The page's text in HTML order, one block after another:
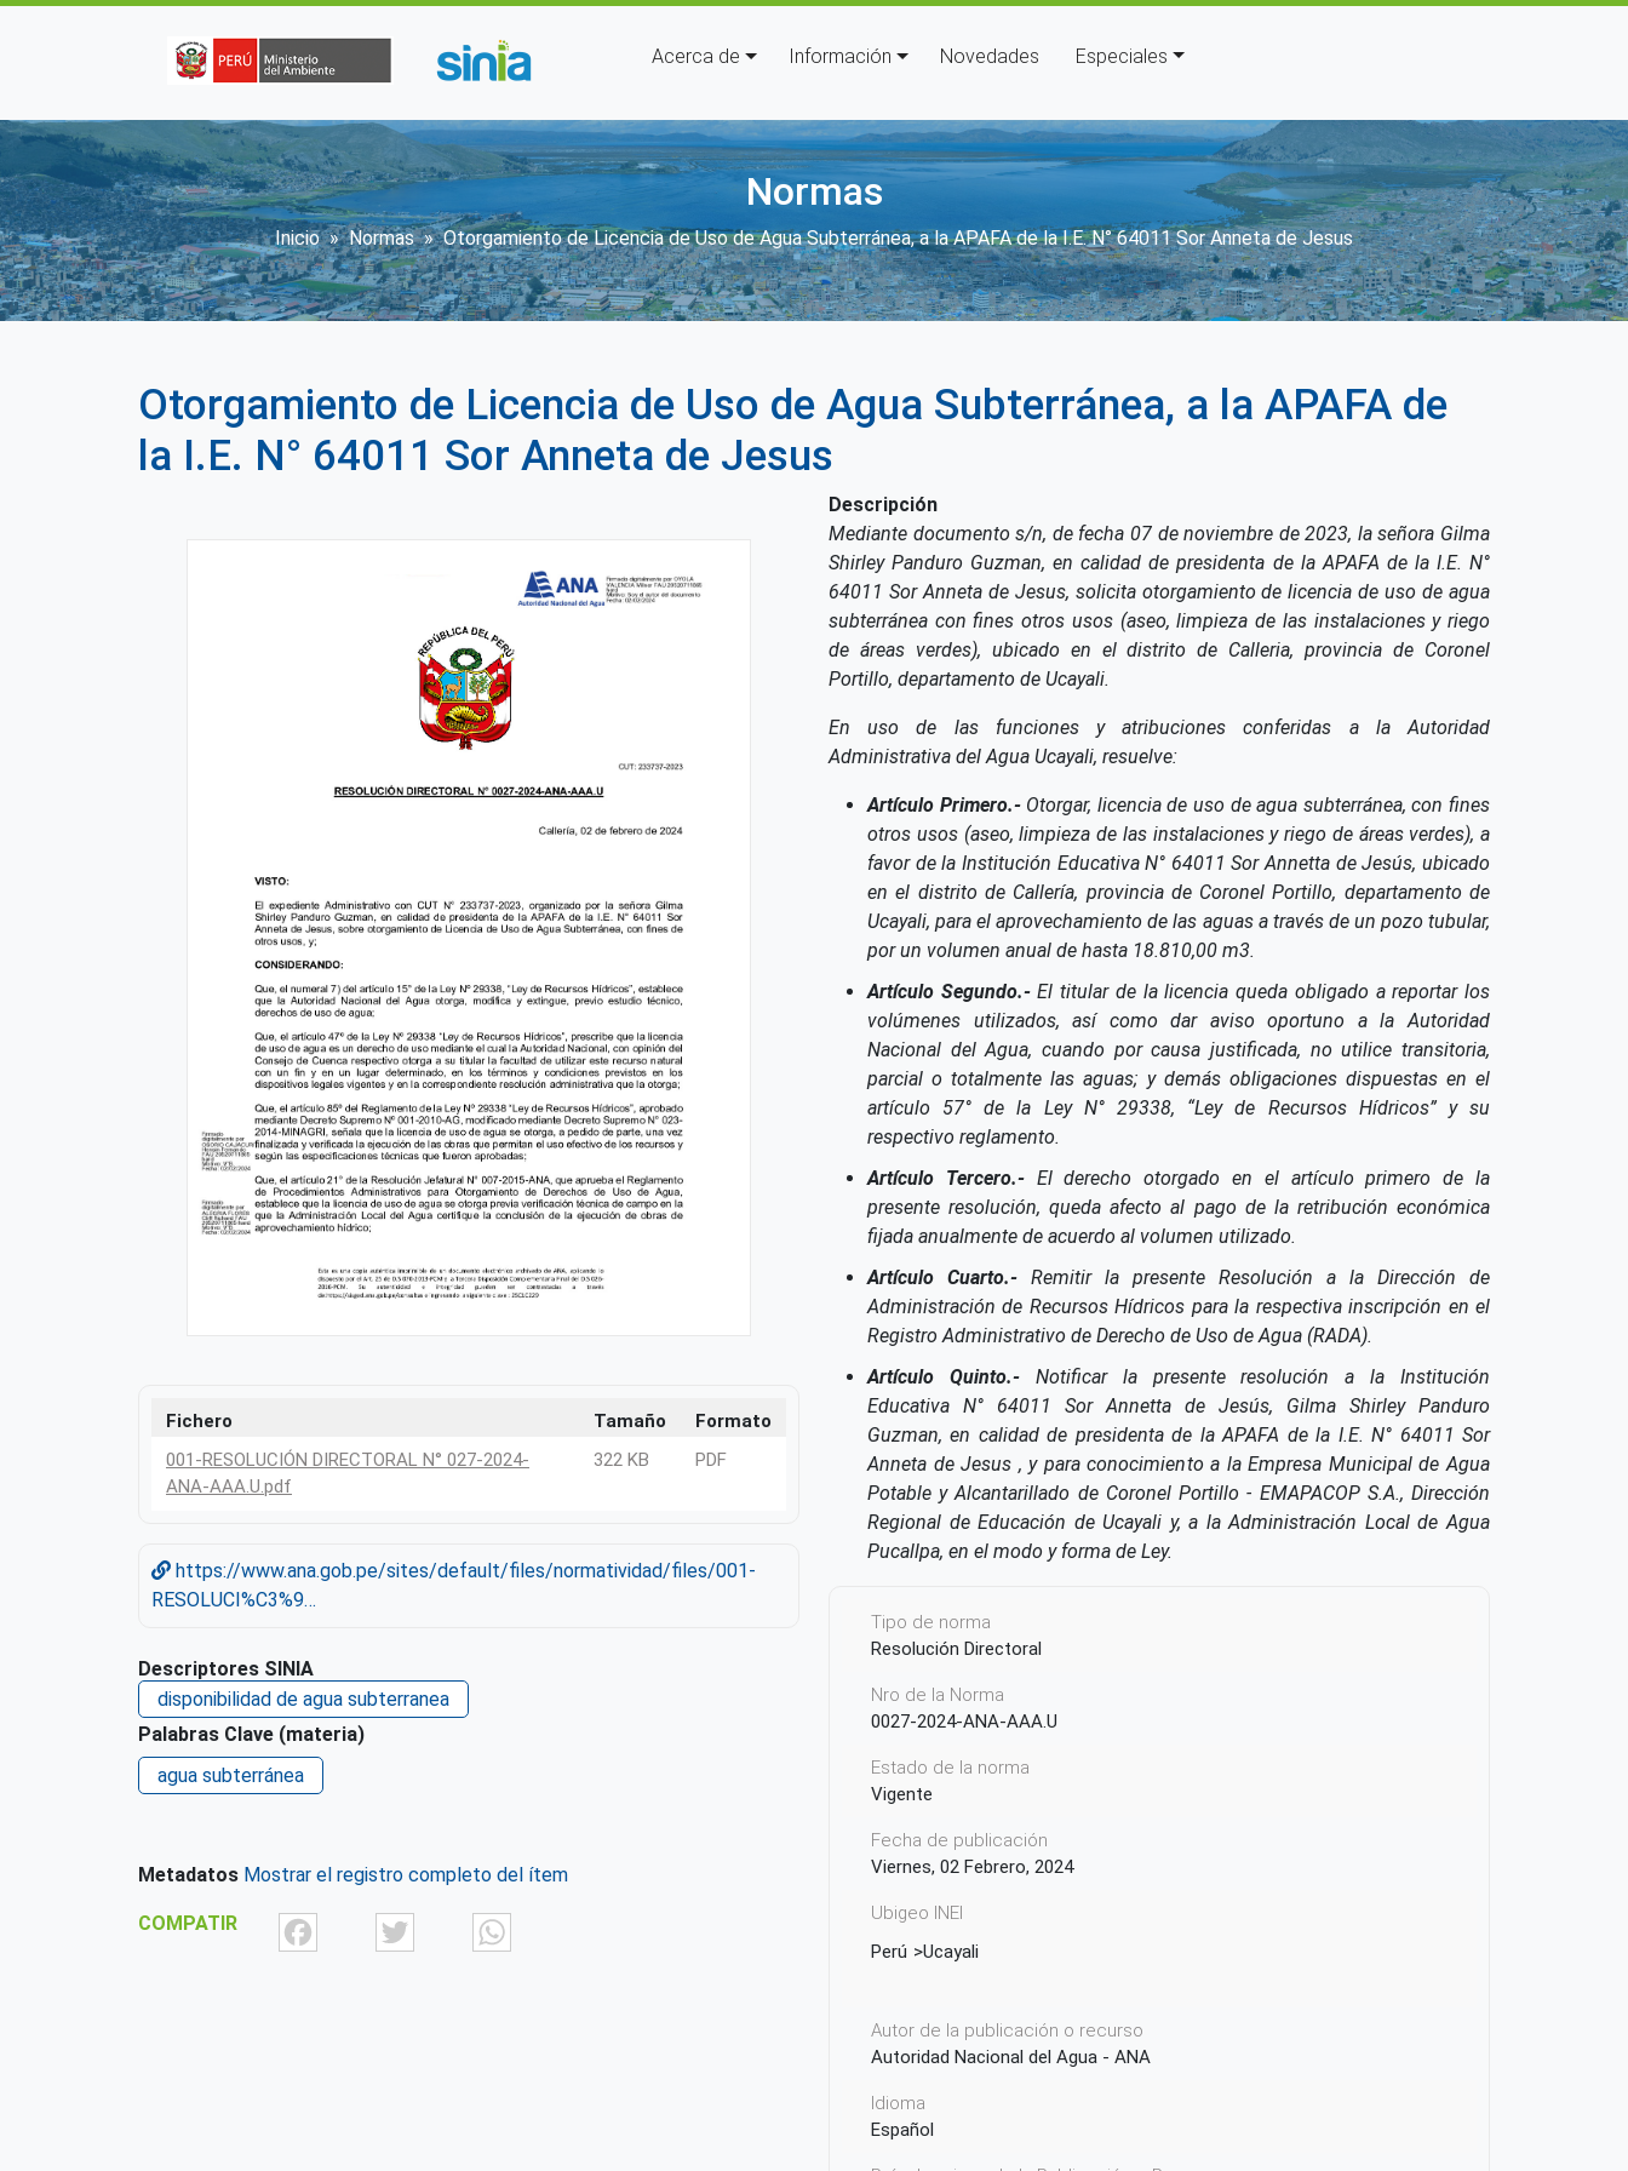
Navegación principal
Acerca de Información Novedades Especiales
Normas
Sobrescribir enlaces de ayuda a la navegación
Inicio Normas Otorgamiento de Licencia de Uso de Agua Subterránea, a la APAFA de la I.E. N° 64011 Sor Anneta de Jesus
Otorgamiento de Licencia de Uso de Agua Subterránea, a la APAFA de
la I.E. N° 64011 Sor Anneta de Jesus
Fichero Tamaño
Formato
001-RESOLUCIÓN DIRECTORAL N° 027-2024-
ANA-AAA.U.pdf
322 KB PDF
https://www.ana.gob.pe/sites/default/files/normatividad/files/001-
RESOLUCI%C3%9…
Descriptores SINIA
disponibilidad de agua subterranea
Palabras Clave (materia)
agua subterránea
Metadatos Mostrar el registro completo del ítem
COMPATIR FacebookTwitter
Descripción
Mediante documento s/n, de fecha 07 de noviembre de 2023, la señora Gilma
Shirley Panduro Guzman, en calidad de presidenta de la APAFA de la I.E. N°
64011 Sor Anneta de Jesus, solicita otorgamiento de licencia de uso de agua
subterránea con fines otros usos (aseo, limpieza de las instalaciones y riego
de áreas verdes), ubicado en el distrito de Calleria, provincia de Coronel
Portillo, departamento de Ucayali.
En uso de las funciones y atribuciones conferidas a la Autoridad
Administrativa del Agua Ucayali, resuelve:
Artículo Primero.-Otorgar, licencia de uso de agua subterránea, con fines
otros usos (aseo, limpieza de las instalaciones y riego de áreas verdes), a
favor de la Institución Educativa N° 64011 Sor Annetta de Jesús, ubicado
en el distrito de Callería, provincia de Coronel Portillo, departamento de
Ucayali, para el aprovechamiento de las aguas a través de un pozo tubular,
por un volumen anual de hasta 18.810,00 m3.
Artículo Segundo.-El titular de la licencia queda obligado a reportar los
volúmenes utilizados, así como dar aviso oportuno a la Autoridad
Nacional del Agua, cuando por causa justificada, no utilice transitoria,
parcial o totalmente las aguas; y demás obligaciones dispuestas en el
artículo 57° de la Ley N° 29338, “Ley de Recursos Hídricos” y su
respectivo reglamento.
Artículo Tercero.-El derecho otorgado en el artículo primero de la
presente resolución, queda afecto al pago de la retribución económica
fijada anualmente de acuerdo al volumen utilizado.
Artículo Cuarto.- Remitir la presente Resolución a la Dirección de
Administración de Recursos Hídricos para la respectiva inscripción en el
Registro Administrativo de Derecho de Uso de Agua (RADA).
Artículo Quinto.- Notificar la presente resolución a la Institución
Educativa N° 64011 Sor Annetta de Jesús, Gilma Shirley Panduro
Guzman, en calidad de presidenta de la APAFA de la I.E. N° 64011 Sor
Anneta de Jesus , y para conocimiento a la Empresa Municipal de Agua
Potable y Alcantarillado de Coronel Portillo - EMAPACOP S.A., Dirección
Regional de Educación de Ucayali y, a la Administración Local de Agua
Pucallpa, en el modo y forma de Ley.
Tipo de norma
Resolución Directoral
Nro de la Norma
0027-2024-ANA-AAA.U
Estado de la norma
Vigente
Fecha de publicación
Viernes, 02 Febrero, 2024
Ubigeo INEI
Perú
Ucayali
Autor de la publicación o recurso
Autoridad Nacional del Agua - ANA
Idioma
Español